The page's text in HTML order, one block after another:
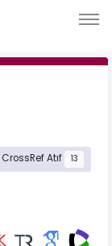
CrossRef Atıf 13